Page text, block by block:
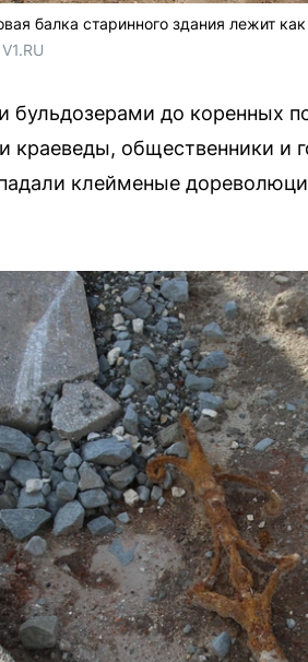
балка старинного здания лежит
бульдозерами до коренных
общественники и
клейменые